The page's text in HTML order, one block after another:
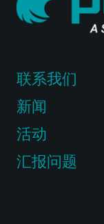
联系我们
新闻
活动
汇报问题